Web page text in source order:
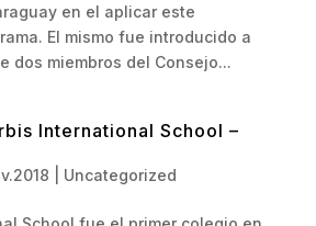
en el aplicar este
El mismo fue introducido a
dos miembros del Consejo...
International School –
Uncategorized